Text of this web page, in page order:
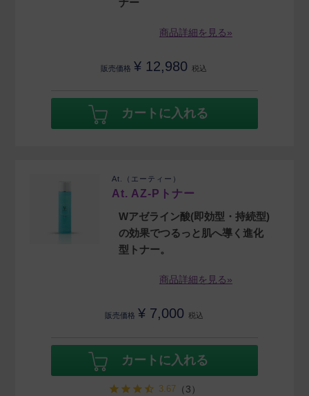
ナー
商品詳細を見る»
販売価格 ¥ 12,980 税込
カートに入れる
At.（エーティー）
At. AZ-Pトナー
Wアゼライン酸(即効型・持続型)
の効果でつるっと肌へ導く進化
型トナー。
商品詳細を見る»
販売価格 ¥ 7,000 税込
カートに入れる
3.67 （3）